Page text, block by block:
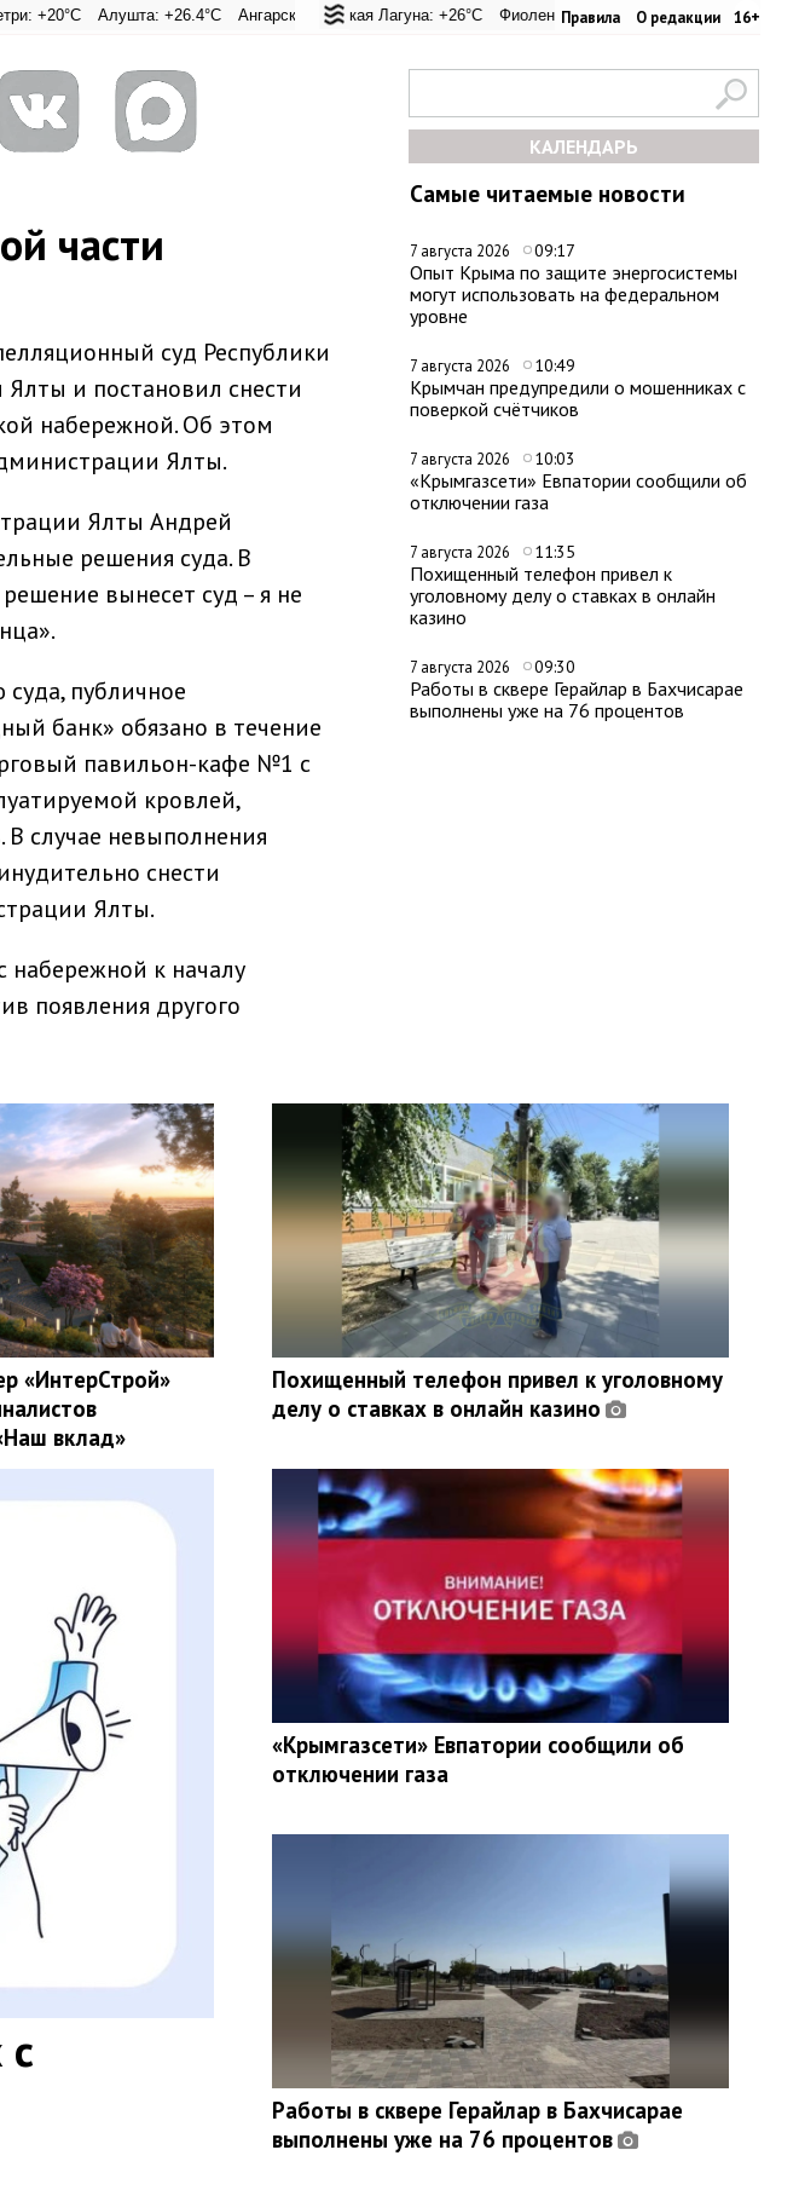
Правила О редакции 16+
Адмиральская Лагуна: +26°C Фиолент: +26.5°C Казачья бухта: +26.4°C
Алушта: +26.4°C Ангарский перевал: +23°C Евпатория: +29.8°C Керчь: +33.4°C Никитский сад:
КАЛЕНДАРЬ
Самые читаемые новости
7 августа 2026 09:17
Опыт Крыма по защите энергосистемы
могут использовать на федеральном
уровне
7 августа 2026 10:49
Крымчан предупредили о мошенниках с
поверкой счётчиков
7 августа 2026 10:03
«Крымгазсети» Евпатории сообщили об
отключении газа
7 августа 2026 11:35
Похищенный телефон привел к
уголовному делу о ставках в онлайн
казино
7 августа 2026 09:30
Работы в сквере Герайлар в Бахчисарае
выполнены уже на 76 процентов
части
суд Республики
и постановил снести
набережной. Об этом
Ялты.
Ялты Андрей
решения суда. В
вынесет суд – я не
публичное
банк» обязано в течение
павильон-кафе №1 с
кровлей,
случае невыполнения
снести
Ялты.
набережной к началу
появления другого
«ИнтерСтрой»
вклад»
Похищенный телефон привел к уголовному
делу о ставках в онлайн казино
«Крымгазсети» Евпатории сообщили об
отключении газа
Работы в сквере Герайлар в Бахчисарае
выполнены уже на 76 процентов